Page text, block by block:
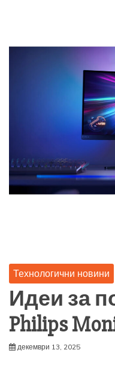
Технологични новини
Идеи за
Philips
декември 13, 2025